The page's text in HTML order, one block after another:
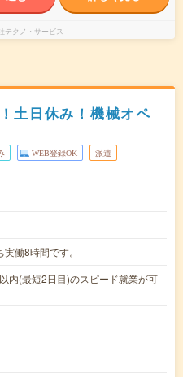
テクノ・サービス
土日休み！機械オペ
WEB登録OK 派遣
働8時間です。
内(最短2日目)のスピード就業が可